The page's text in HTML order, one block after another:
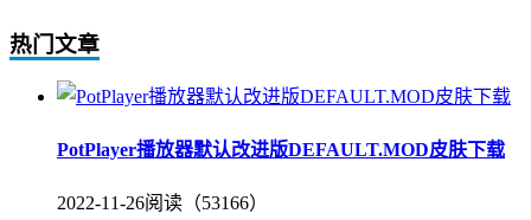
热门文章
PotPlayer播放器默认改进版DEFAULT.MOD皮肤下载
2022-11-26阅读（53166）